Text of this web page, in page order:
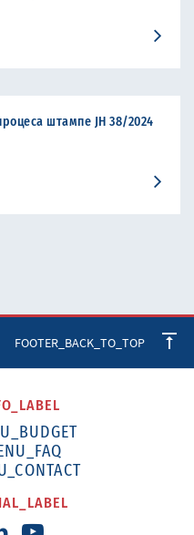
штампе ЈН 38/2024
FOOTER_BACK_TO_TOP